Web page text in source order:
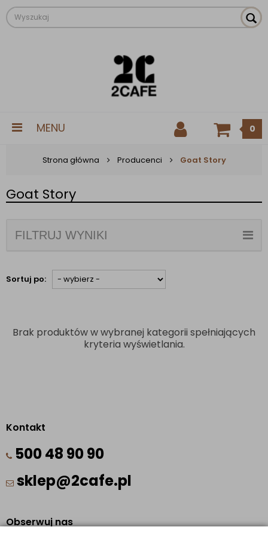
MENU 0
Strona główna Producenci Goat Story
Goat Story
FILTRUJ WYNIKI
Sortuj po:
Brak produktów w wybranej kategorii spełniających
kryteria wyświetlania.
Kontakt
500 48 90 90
sklep@2cafe.pl
Obserwuj nas